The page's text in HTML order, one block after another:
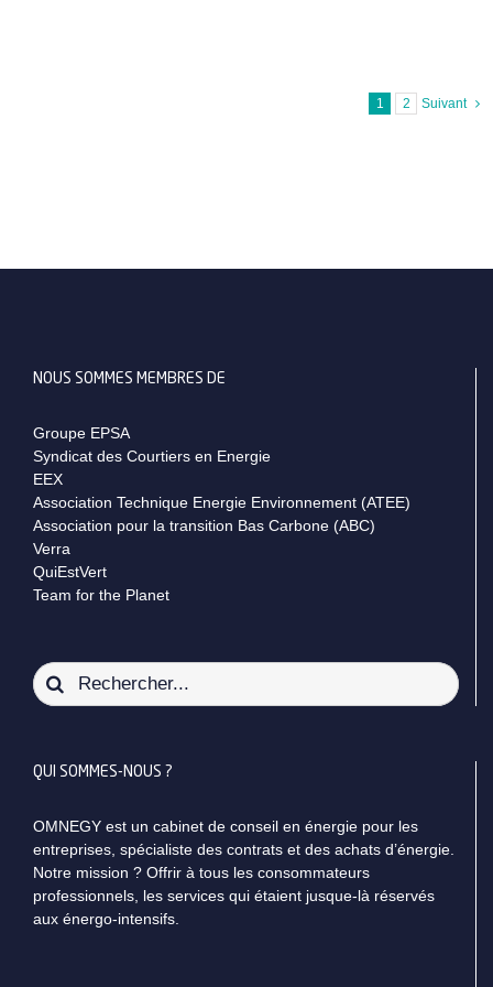
1 2 Suivant
NOUS SOMMES MEMBRES DE
Groupe EPSA
Syndicat des Courtiers en Energie
EEX
Association Technique Energie Environnement (ATEE)
Association pour la transition Bas Carbone (ABC)
Verra
QuiEstVert
Team for the Planet
Rechercher:
QUI SOMMES-NOUS ?
OMNEGY est un cabinet de conseil en énergie pour les
entreprises, spécialiste des contrats et des achats d’énergie.
Notre mission ? Offrir à tous les consommateurs
professionnels, les services qui étaient jusque-là réservés
aux énergo-intensifs.